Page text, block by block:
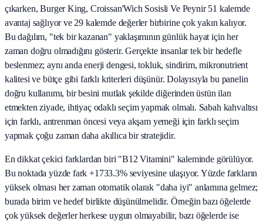
çıkarken, Burger King, Croissan'Wich Sosisli Ve Peynir 51 kalemde
avantaj sağlıyor ve 29 kalemde değerler birbirine çok yakın kalıyor.
Bu dağılım, "tek bir kazanan" yaklaşımının günlük hayat için her
zaman doğru olmadığını gösterir. Gerçekte insanlar tek bir hedefle
beslenmez; aynı anda enerji dengesi, tokluk, sindirim, mikronutrient
kalitesi ve bütçe gibi farklı kriterleri düşünür. Dolayısıyla bu panelin
doğru kullanımı, bir besini mutlak şekilde diğerinden üstün ilan
etmekten ziyade, ihtiyaç odaklı seçim yapmak olmalı. Sabah kahvaltısı
için farklı, antrenman öncesi veya akşam yemeği için farklı seçim
yapmak çoğu zaman daha akıllıca bir stratejidir.
En dikkat çekici farklardan biri "B12 Vitamini" kaleminde görülüyor.
Bu noktada yüzde fark +1733.3% seviyesine ulaşıyor. Yüzde farkların
yüksek olması her zaman otomatik olarak "daha iyi" anlamına gelmez;
burada birim ve hedef birlikte düşünülmelidir. Örneğin bazı öğelerde
çok yüksek değerler herkese uygun olmayabilir, bazı öğelerde ise